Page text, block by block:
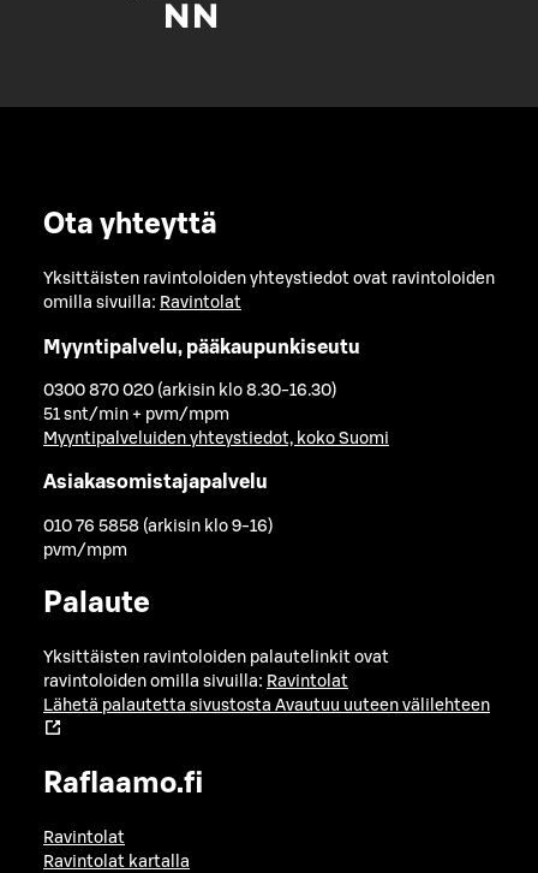
Ota yhteyttä
Yksittäisten ravintoloiden yhteystiedot ovat ravintoloiden
omilla sivuilla: Ravintolat
Myyntipalvelu, pääkaupunkiseutu
0300 870 020 (arkisin klo 8.30-16.30)
51 snt/min + pvm/mpm
Myyntipalveluiden yhteystiedot, koko Suomi
Asiakasomistajapalvelu
010 76 5858 (arkisin klo 9-16)
pvm/mpm
Palaute
Yksittäisten ravintoloiden palautelinkit ovat
ravintoloiden omilla sivuilla: Ravintolat
Lähetä palautetta sivustosta Avautuu uuteen välilehteen
Raflaamo.fi
Ravintolat
Ravintolat kartalla